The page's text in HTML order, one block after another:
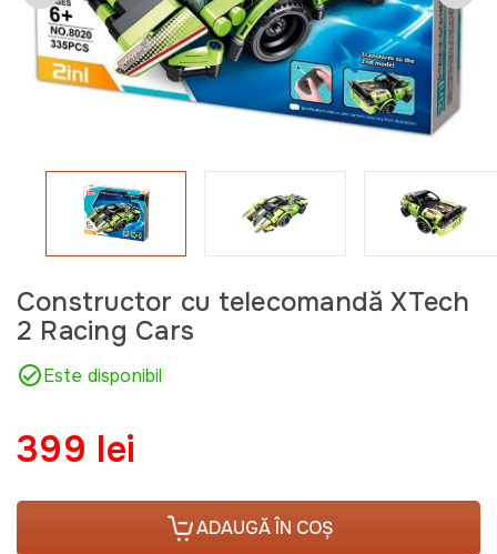
Constructor cu telecomandă XTech
2 Racing Cars
Este disponibil
399 lei
ADAUGĂ ÎN COȘ